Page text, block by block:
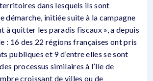
territoires dans lesquels ils sont
démarche, initiée suite à la campagne
à quitter les paradis fiscaux », a depuis
: 16 des 22 régions françaises ont pris
publiques et 9 d’entre elles se sont
processus similaires à l’Ile de
croissant de villes ou de